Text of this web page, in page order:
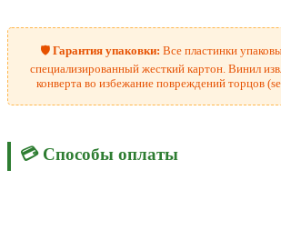
🛡️Гарантия упаковки: Все пластинки
специализированный жесткий картон. Винил
конверта во избежание повреждений торцов
💳 Способы оплаты